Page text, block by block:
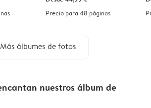
Precio para 48 páginas
Más álbumes de fotos
nuestros álbum de